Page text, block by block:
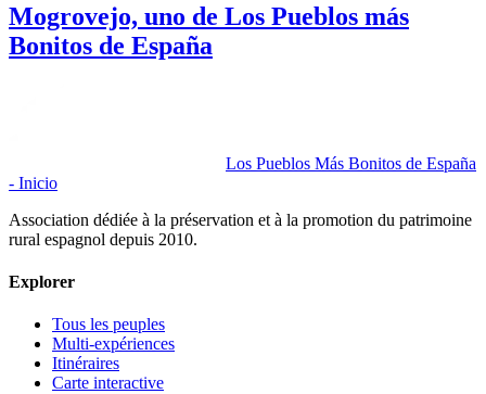
Mogrovejo, uno de Los Pueblos más
Bonitos de España
Los Pueblos Más Bonitos de España
- Inicio
Association dédiée à la préservation et à la promotion du patrimoine
rural espagnol depuis 2010.
Explorer
Tous les peuples
Multi-expériences
Itinéraires
Carte interactive